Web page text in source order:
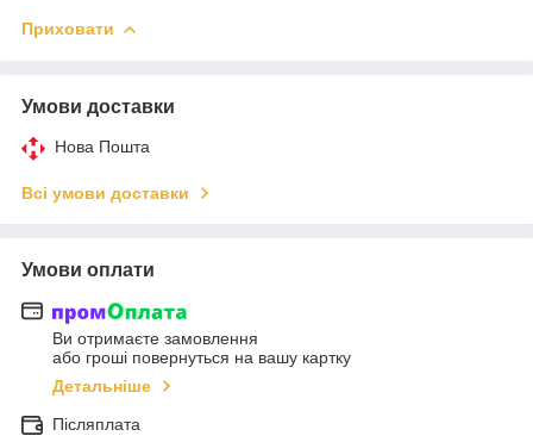
Приховати
Умови доставки
Нова Пошта
Всі умови доставки
Умови оплати
Ви отримаєте замовлення
або гроші повернуться на вашу картку
Детальніше
Післяплата